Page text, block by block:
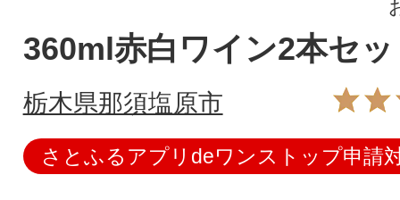
360ml赤白ワイン2本セ
栃木県那須塩原市
さとふるアプリdeワンストップ申請